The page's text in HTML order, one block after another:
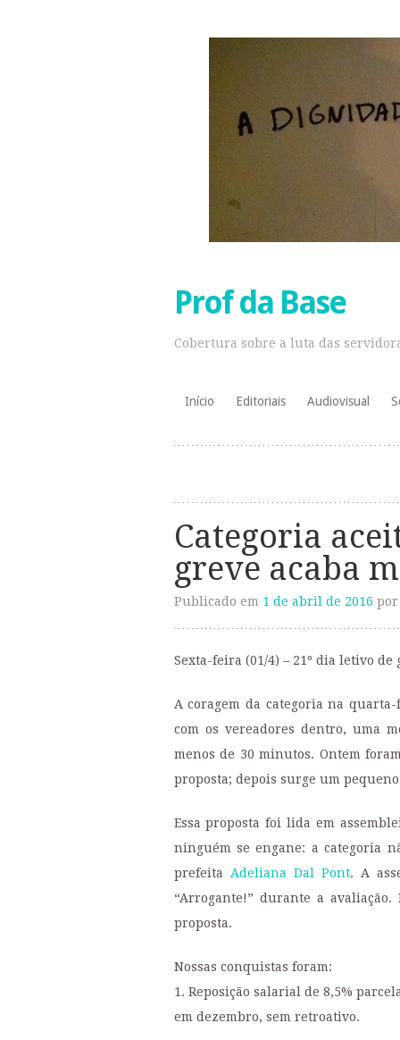
Prof da Base
Cobertura sobre a luta das
Pular
o
Início Editoriais Audiovisual
Categoria
greve acaba
Publicado em 1 de abril de 2016 por
Sexta-feira (01/4) – 21º dia letivo de
A coragem da categoria na
com os vereadores dentro, uma
menos de 30 minutos. Ontem
proposta; depois surge um
Essa proposta foi lida em
ninguém se engane: a categoria
prefeita Adeliana Dal Pont. A
“Arrogante!” durante a
proposta.
Nossas conquistas foram:
1. Reposição salarial de 8,5%
em dezembro, sem retroativo.